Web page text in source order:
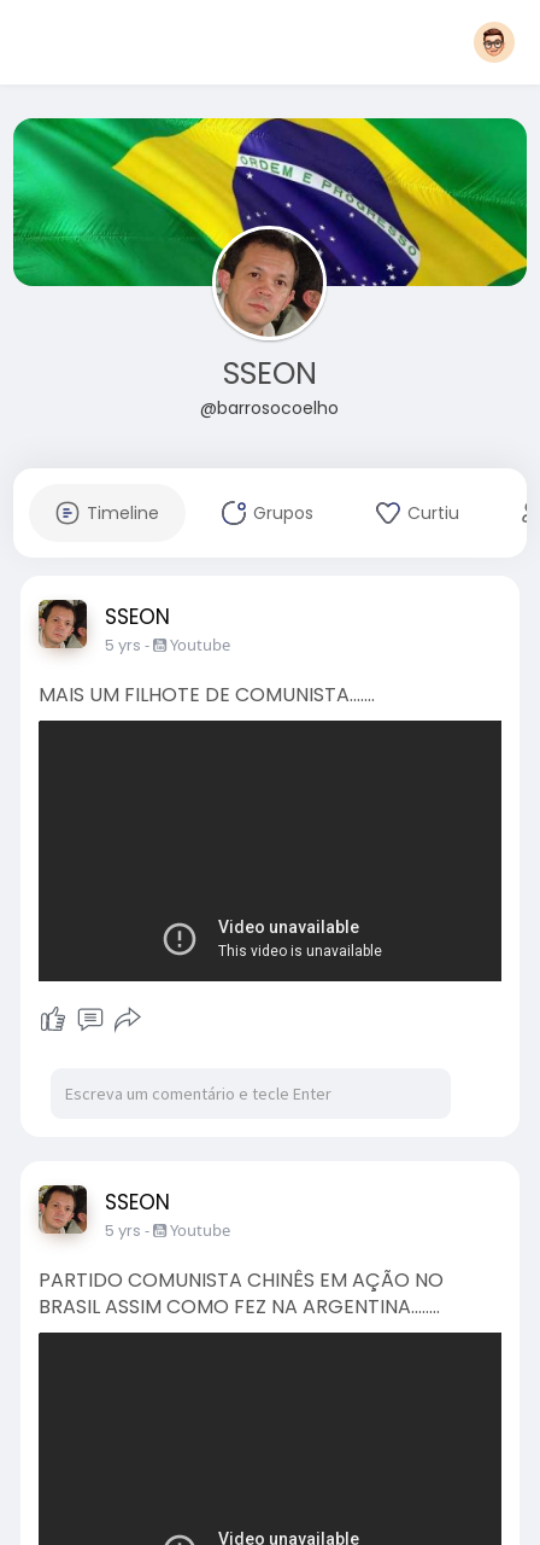
SSEON
@barrosocoelho
Timeline Grupos Curtiu
SSEON
5 yrs - Youtube
MAIS UM FILHOTE DE COMUNISTA.......
SSEON
5 yrs - Youtube
PARTIDO COMUNISTA CHINÊS EM AÇÃO NO
BRASIL ASSIM COMO FEZ NA ARGENTINA........